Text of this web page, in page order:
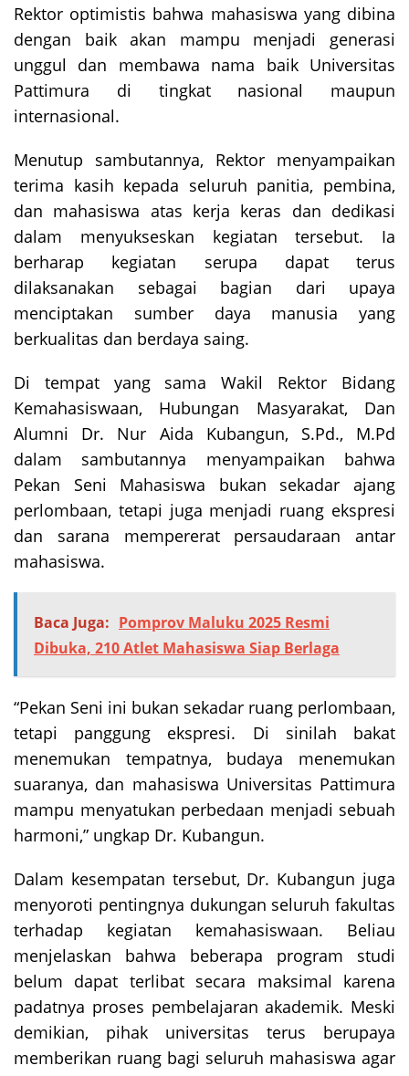
Rektor optimistis bahwa mahasiswa yang dibina
dengan baik akan mampu menjadi generasi
unggul dan membawa nama baik Universitas
Pattimura di tingkat nasional maupun
internasional.
Menutup sambutannya, Rektor menyampaikan
terima kasih kepada seluruh panitia, pembina,
dan mahasiswa atas kerja keras dan dedikasi
dalam menyukseskan kegiatan tersebut. Ia
berharap kegiatan serupa dapat terus
dilaksanakan sebagai bagian dari upaya
menciptakan sumber daya manusia yang
berkualitas dan berdaya saing.
Di tempat yang sama Wakil Rektor Bidang
Kemahasiswaan, Hubungan Masyarakat, Dan
Alumni Dr. Nur Aida Kubangun, S.Pd., M.Pd
dalam sambutannya menyampaikan bahwa
Pekan Seni Mahasiswa bukan sekadar ajang
perlombaan, tetapi juga menjadi ruang ekspresi
dan sarana mempererat persaudaraan antar
mahasiswa.
Baca Juga: Pomprov Maluku 2025 Resmi
Dibuka, 210 Atlet Mahasiswa Siap Berlaga
“Pekan Seni ini bukan sekadar ruang perlombaan,
tetapi panggung ekspresi. Di sinilah bakat
menemukan tempatnya, budaya menemukan
suaranya, dan mahasiswa Universitas Pattimura
mampu menyatukan perbedaan menjadi sebuah
harmoni,” ungkap Dr. Kubangun.
Dalam kesempatan tersebut, Dr. Kubangun juga
menyoroti pentingnya dukungan seluruh fakultas
terhadap kegiatan kemahasiswaan. Beliau
menjelaskan bahwa beberapa program studi
belum dapat terlibat secara maksimal karena
padatnya proses pembelajaran akademik. Meski
demikian, pihak universitas terus berupaya
memberikan ruang bagi seluruh mahasiswa agar